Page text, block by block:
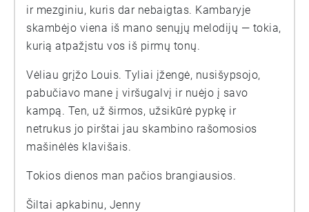
ir mezginiu, kuris dar nebaigtas. Kambaryje
skambėjo viena iš mano senųjų melodijų — tokia,
kurią atpažįstu vos iš pirmų tonų.
Vėliau grįžo Louis. Tyliai įžengė, nusišypsojo,
pabučiavo mane į viršugalvį ir nuėjo į savo
kampą. Ten, už širmos, užsikūrė pypkę ir
netrukus jo pirštai jau skambino rašomosios
mašinėlės klavišais.
Tokios dienos man pačios brangiausios.
Šiltai apkabinu, Jenny